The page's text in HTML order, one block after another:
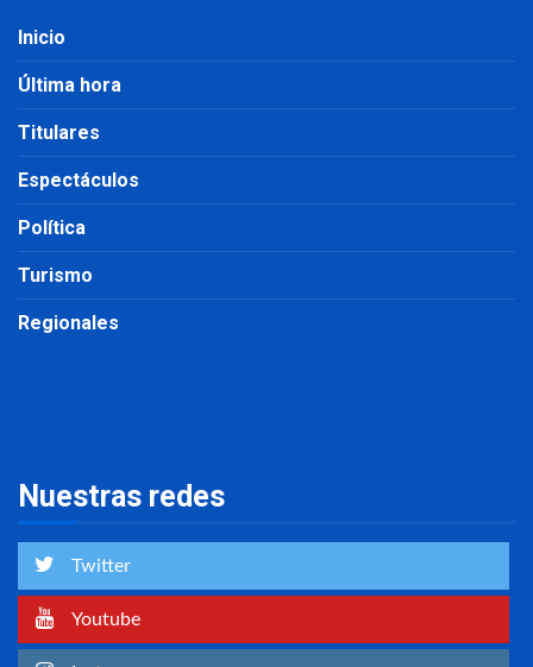
Inicio
Última hora
Titulares
Espectáculos
Política
Turismo
Regionales
Nuestras redes
Twitter
Youtube